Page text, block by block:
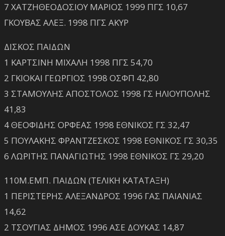
7 ΧΑΤΖΗΘΕΟΔΟΣΙΟΥ ΜΑΡΙΟΣ 1999 ΠΓΣ 10,67
ΓΚΟΥΒΑΣ ΑΛΕΞ. 1998 ΠΓΣ ΑΚΥΡ
ΔΙΣΚΟΣ ΠΑΙΔΩΝ
1 ΚΑΡΤΣΙΝΗ ΜΙΧΑΛΗ 1998 ΠΓΣ 54,70
2 ΓΚΙΟΚΑΙ ΓΕΩΡΓΙΟΣ 1998 ΟΣΦΠ 42,80
3 ΣΤΑΜΟΥΛΗΣ ΑΠΟΣΤΟΛΟΣ 1998 ΓΣ ΗΛΙΟΥΠΟΛΗΣ
41,83
4 ΘΕΟΦΙΔΗΣ ΟΡΦΕΑΣ 1998 ΕΘΝΙΚΟΣ ΓΣ 32,47
5 ΠΟΥΛΑΚΗΣ ΦΡΑΝΤΖΕΣΚΟΣ 1998 ΕΘΝΙΚΟΣ ΓΣ 30,35
6 ΛΩΡΙΤΗΣ ΠΑΝΑΓΙΩΤΗΣ 1998 ΕΘΝΙΚΟΣ ΓΣ 29,20
110Μ.ΕΜΠ. ΠΑΙΔΩΝ (ΤΕΛΙΚΗ ΚΑΤΑΤΑΞΗ)
1 ΠΕΡΙΣΤΕΡΗΣ ΑΛΕΞΑΝΔΡΟΣ 1996 ΓΑΣ ΠΑΙΑΝΙΑΣ
14,62
2 ΤΣΟΥΓΙΑΣ ΔΗΜΟΣ 1996 ΑΣΕ ΔΟΥΚΑΣ 14,87